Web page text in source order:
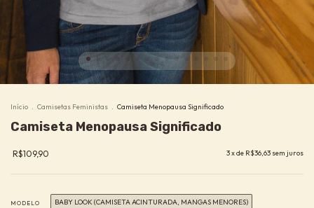
Início . Camisetas Feministas . Camiseta Menopausa Significado
Camiseta Menopausa Significado
R$109,90 3x de R$36,63 sem juros
MODELO BABY LOOK (CAMISETA ACINTURADA, MANGAS MENORES)